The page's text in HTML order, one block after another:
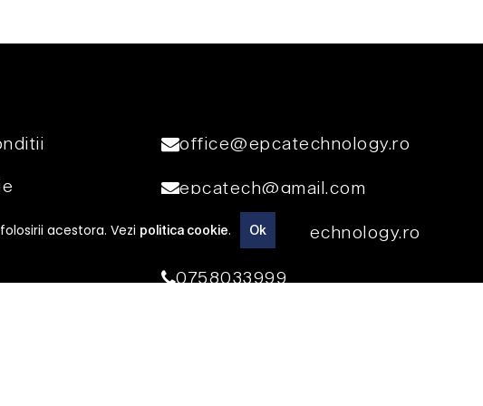
office@epcatechnology.ro
epcatech@gmail.com
vanzari@epcatechnology.ro
0758033999
acestora. Vezi politica cookie. Ok